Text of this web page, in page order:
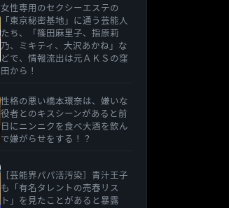
女性専用のセクシーエステの
「東京秘密基地」に通う芸能人
たち、「篠田麻里子、指原莉
乃、ミキティ、大沢あかね」な
どで、情報流出は元ＡＫＳの窪
田から！
性格の悪い橋本環奈は、嫌いな
役者とのキスシーンがあると前
日にニンニクを食べ大酒を飲ん
で嫌がらせをする！？
［芸能界パパ活汚染］青汁王子
も「有名タレントの売春リス
ト」を見たことがあると暴露